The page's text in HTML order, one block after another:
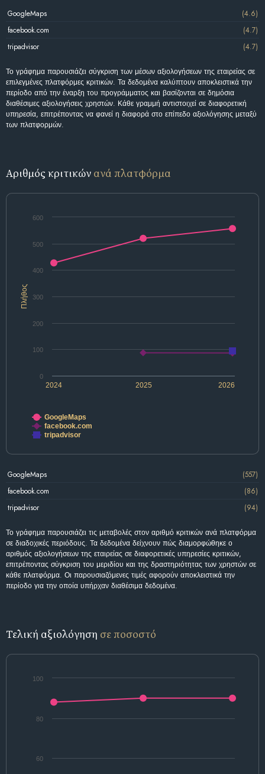
GoogleMaps
(4.6)
facebook.com
(4.7)
tripadvisor
(4.7)
Το γράφημα παρουσιάζει σύγκριση των μέσων αξιολογήσεων της εταιρείας σε
επιλεγμένες πλατφόρμες κριτικών. Τα δεδομένα καλύπτουν αποκλειστικά την
περίοδο από την έναρξη του προγράμματος και βασίζονται σε δημόσια
διαθέσιμες αξιολογήσεις χρηστών. Κάθε γραμμή αντιστοιχεί σε διαφορετική
υπηρεσία, επιτρέποντας να φανεί η διαφορά στο επίπεδο αξιολόγησης μεταξύ
των πλατφορμών.
Αριθμός κριτικών ανά πλατφόρμα
Πλήθος
2024 2025 2026
0
100
200
300
400
500
600
GoogleMaps
facebook.com
tripadvisor
GoogleMaps
(557)
facebook.com
(86)
tripadvisor
(94)
Το γράφημα παρουσιάζει τις μεταβολές στον αριθμό κριτικών ανά πλατφόρμα
σε διαδοχικές περιόδους. Τα δεδομένα δείχνουν πώς διαμορφώθηκε ο
αριθμός αξιολογήσεων της εταιρείας σε διαφορετικές υπηρεσίες κριτικών,
επιτρέποντας σύγκριση του μεριδίου και της δραστηριότητας των χρηστών σε
κάθε πλατφόρμα. Οι παρουσιαζόμενες τιμές αφορούν αποκλειστικά την
περίοδο για την οποία υπήρχαν διαθέσιμα δεδομένα.
Τελική αξιολόγηση σε ποσοστό
60
80
100